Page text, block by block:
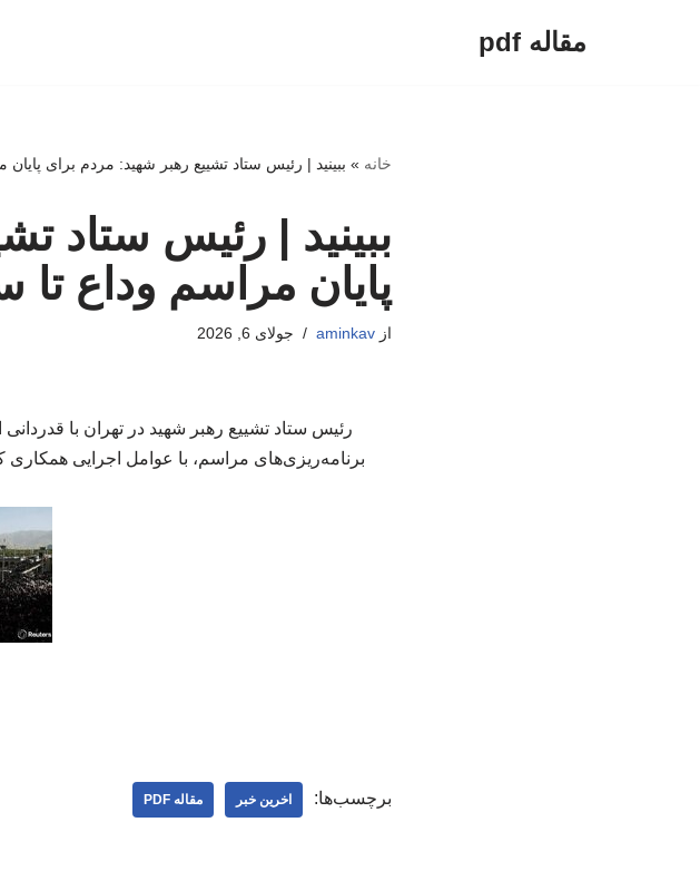
مقاله pdf
خانه » ببینید | رئیس ستاد تشییع رهبر شهید: مردم برای پایان مراسم
ببینید | رئیس ستاد
پایان مراسم وداع تا ساعت ۲۲
ازaminkav جولای 6, 2026
رئیس ستاد تشییع رهبر شهید در تهران با
برنامه‌ریزی‌های مراسم، با عوامل اجرایی همکاری کرده و
برچسب‌ها: اخرین خبر مقاله PDF